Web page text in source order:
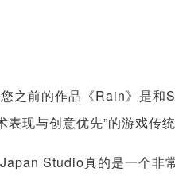
之前的作品《Rain》是和
表现与创意优先”的游戏传
Studio真的是一个非